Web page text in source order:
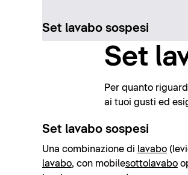
Set lavabo sospesi
Set
Per quanto
ai tuoi gusti ed
Set lavabo sospesi
Una combinazione di lavabo
lavabo, con mobilesottolavabo